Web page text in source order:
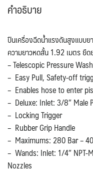
คำอธิบาย
ปืนเครื่องฉีดน้ำแรงดันสูงแบบย
ความยาวหดสั้น 1.92 เมตร ยื
– Telescopic Pressure
– Easy Pull, Safety-off
– Enables hose to enter
– Deluxe: Inlet: 3/8″ Male
– Locking Trigger
– Rubber Grip Handle
– Maximums: 280 Bar –
– Wands: Inlet: 1/4″ NPT-
Nozzles